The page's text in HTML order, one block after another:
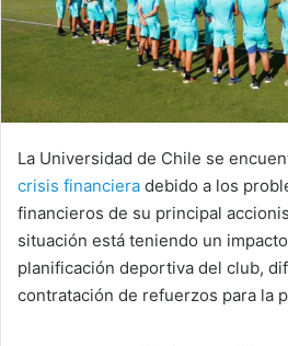
La Universidad de Chile se
crisis financiera debido a los
financieros de su principal
situación está teniendo un
planificación deportiva del club,
contratación de refuerzos para la